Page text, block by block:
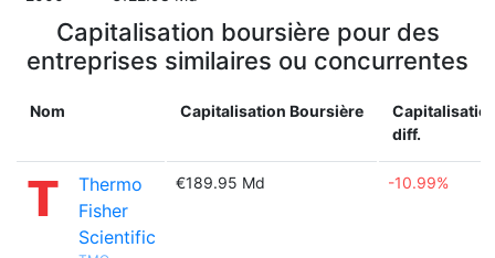
Capitalisation boursière pour des
entreprises similaires ou concurrentes
Nom Capitalisation Boursière
diff.
Thermo
Fisher
Scientific
€189.95 Md -10.99%